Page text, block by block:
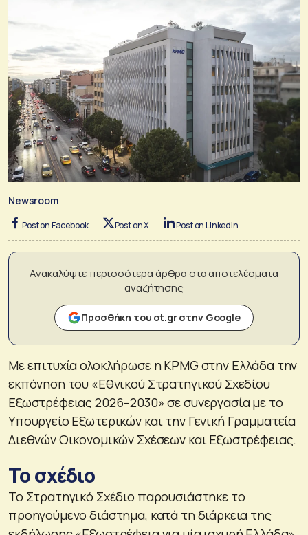
Newsroom
Post on Facebook Post on X Post on LinkedIn
Ανακαλύψτε περισσότερα άρθρα στα αποτελέσματα
αναζήτησης
Προσθήκη του ot.gr στην Google
Με επιτυχία ολοκλήρωσε η KPMG στην Ελλάδα την
εκπόνηση του «Εθνικού Στρατηγικού Σχεδίου
Εξωστρέφειας 2026–2030» σε συνεργασία με το
Υπουργείο Εξωτερικών και την Γενική Γραμματεία
Διεθνών Οικονομικών Σχέσεων και Εξωστρέφειας.
Το σχέδιο
Το Στρατηγικό Σχέδιο παρουσιάστηκε το
προηγούμενο διάστημα, κατά τη διάρκεια της